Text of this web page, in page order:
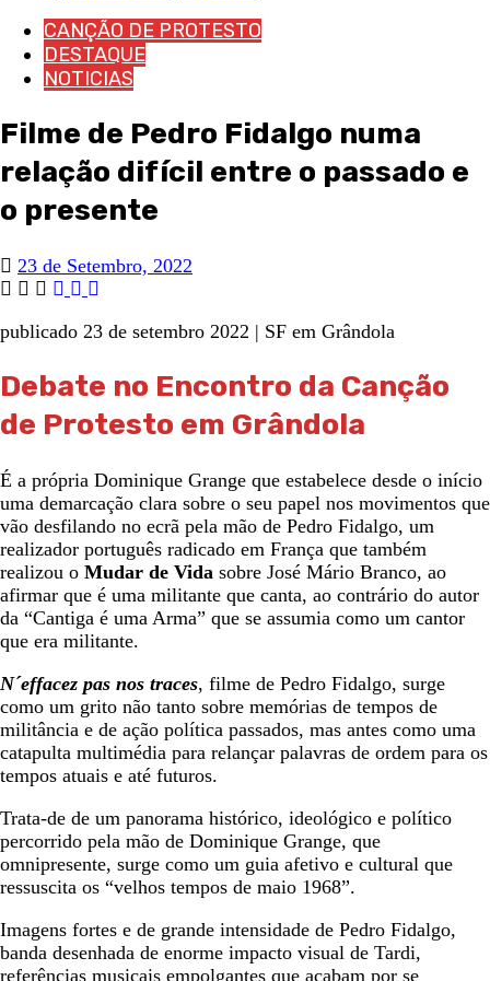
CANÇÃO DE PROTESTO
DESTAQUE
NOTICIAS
Filme de Pedro Fidalgo numa
relação difícil entre o passado e
o presente
23 de Setembro, 2022
publicado 23 de setembro 2022 | SF em Grândola
Debate no Encontro da Canção
de Protesto em Grândola
É a própria Dominique Grange que estabelece desde o início
uma demarcação clara sobre o seu papel nos movimentos que
vão desfilando no ecrã pela mão de Pedro Fidalgo, um
realizador português radicado em França que também
realizou o Mudar de Vida sobre José Mário Branco, ao
afirmar que é uma militante que canta, ao contrário do autor
da “Cantiga é uma Arma” que se assumia como um cantor
que era militante.
N´effacez pas nos traces, filme de Pedro Fidalgo, surge
como um grito não tanto sobre memórias de tempos de
militância e de ação política passados, mas antes como uma
catapulta multimédia para relançar palavras de ordem para os
tempos atuais e até futuros.
Trata-de de um panorama histórico, ideológico e político
percorrido pela mão de Dominique Grange, que
omnipresente, surge como um guia afetivo e cultural que
ressuscita os “velhos tempos de maio 1968”.
Imagens fortes e de grande intensidade de Pedro Fidalgo,
banda desenhada de enorme impacto visual de Tardi,
referências musicais empolgantes que acabam por se